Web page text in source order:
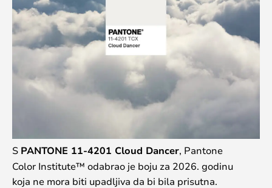
S PANTONE 11-4201 Cloud Dancer, Pantone
Color Institute™ odabrao je boju za 2026. godinu
koja ne mora biti upadljiva da bi bila prisutna.